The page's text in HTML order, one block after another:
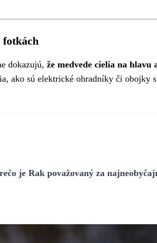
fotkách
dokazujú, že medvede cielia na hlavu
ako sú elektrické ohradníky či obojky
je Rak považovaný za